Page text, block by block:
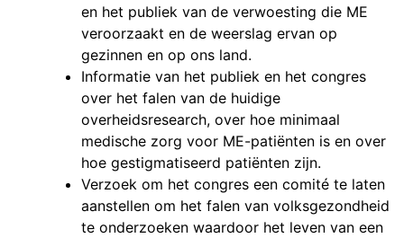
en het publiek van de verwoesting die ME
veroorzaakt en de weerslag ervan op
gezinnen en op ons land.
Informatie van het publiek en het congres
over het falen van de huidige
overheidsresearch, over hoe minimaal
medische zorg voor ME-patiënten is en over
hoe gestigmatiseerd patiënten zijn.
Verzoek om het congres een comité te laten
aanstellen om het falen van volksgezondheid
te onderzoeken waardoor het leven van een